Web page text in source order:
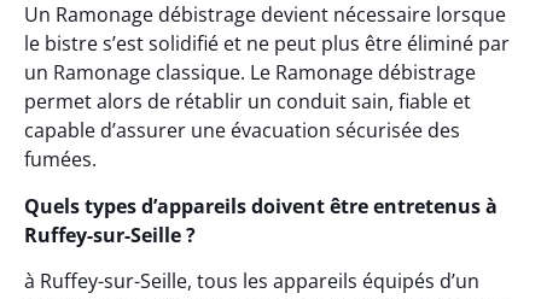
Un Ramonage débistrage devient nécessaire lorsque
le bistre s’est solidifié et ne peut plus être éliminé par
un Ramonage classique. Le Ramonage débistrage
permet alors de rétablir un conduit sain, fiable et
capable d’assurer une évacuation sécurisée des
fumées.
Quels types d’appareils doivent être entretenus à
Ruffey-sur-Seille ?
à Ruffey-sur-Seille, tous les appareils équipés d’un